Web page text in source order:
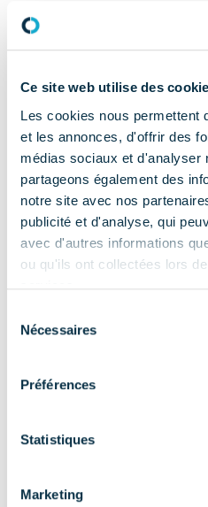
Ce site web utilise des
Les cookies nous permettent
et les annonces, d'offrir des
médias sociaux et d'analyser
partageons également des
notre site avec nos
publicité et d'analyse, qui
avec d'autres informations
ou qu'ils ont collectées lors
Nécessaires
Préférences
Statistiques
Marketing
Payrat
Alors qu’une partie des
Covid-19, la poursuite des